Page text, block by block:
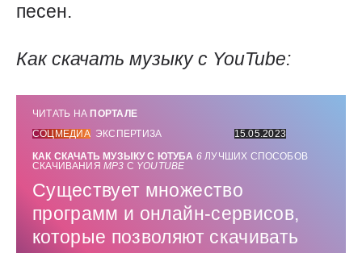
песен.
Как скачать музыку с YouTube:
ЧИТАТЬ НА ПОРТАЛЕ
СОЦМЕДИА ЭКСПЕРТИЗА
15.05.2023
КАК СКАЧАТЬ МУЗЫКУ С ЮТУБА 6ЛУЧШИХ СПОСОБОВ
СКАЧИВАНИЯ MP3 С YOUTUBE
Существует множество
программ и онлайн-сервисов,
которые позволяют скачивать